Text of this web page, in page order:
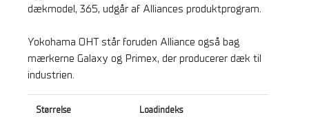
dækmodel, 365, udgår af Alliances produktprogram.
Yokohama OHT står foruden Alliance også bag
mærkerne Galaxy og Primex, der producerer dæk til
industrien.
Størrelse Loadindeks